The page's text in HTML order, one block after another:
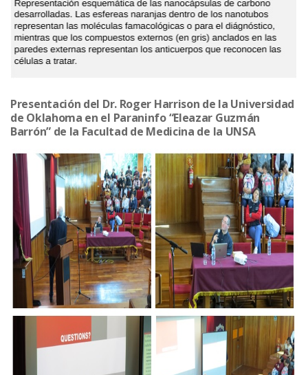
Presentación del Dr. Roger Harrison de la Universidad
de Oklahoma en el Paraninfo “Eleazar Guzmán
Barrón” de la Facultad de Medicina de la UNSA